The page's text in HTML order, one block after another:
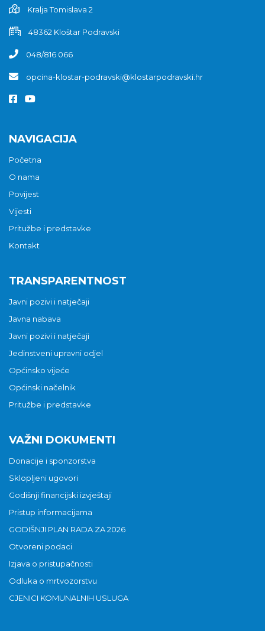
Kralja Tomislava 2
48362 Kloštar Podravski
048/816 066
opcina-klostar-podravski@klostarpodravski.hr
NAVIGACIJA
Početna
O nama
Povijest
Vijesti
Pritužbe i predstavke
Kontakt
TRANSPARENTNOST
Javni pozivi i natječaji
Javna nabava
Javni pozivi i natječaji
Jedinstveni upravni odjel
Općinsko vijeće
Općinski načelnik
Pritužbe i predstavke
VAŽNI DOKUMENTI
Donacije i sponzorstva
Sklopljeni ugovori
Godišnji financijski izvještaji
Pristup informacijama
GODIŠNJI PLAN RADA ZA 2026
Otvoreni podaci
Izjava o pristupačnosti
Odluka o mrtvozorstvu
CJENICI KOMUNALNIH USLUGA